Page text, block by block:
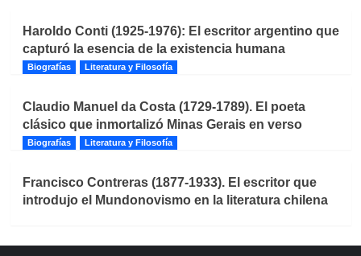
Haroldo Conti (1925-1976): El escritor argentino que
capturó la esencia de la existencia humana
Biografías Literatura y Filosofía
Claudio Manuel da Costa (1729-1789). El poeta
clásico que inmortalizó Minas Gerais en verso
Biografías Literatura y Filosofía
Francisco Contreras (1877-1933). El escritor que
introdujo el Mundonovismo en la literatura chilena